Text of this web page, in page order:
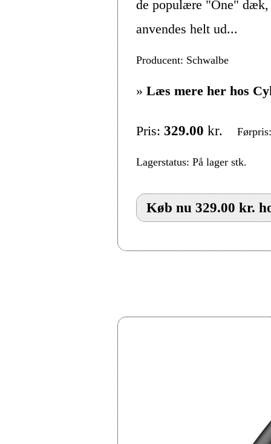
de populære "One" dæk,
anvendes helt ud...
Producent: Schwalbe
» Læs mere her hos
Pris: 329.00 kr.
Lagerstatus: På lager stk.
Køb nu 329.00 kr.